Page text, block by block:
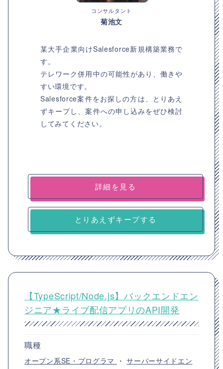
コンサルタント
菊池文
某大手企業向けSalesforce新規構築業務で
す。
テレワーク併用中の可能性があり、働きや
すい環境です。
Salesforce案件をお探しの方は、とりあえ
ずキープし、案件への申し込みをぜひ検討
してみてください。
詳細を見る
とりあえずキープする
【TypeScript/Node.js】バックエンドエン
ジニア★ライブ配信アプリのAPI開発
職種
オープン系SE・プログラマ ・サーバーサイドエン